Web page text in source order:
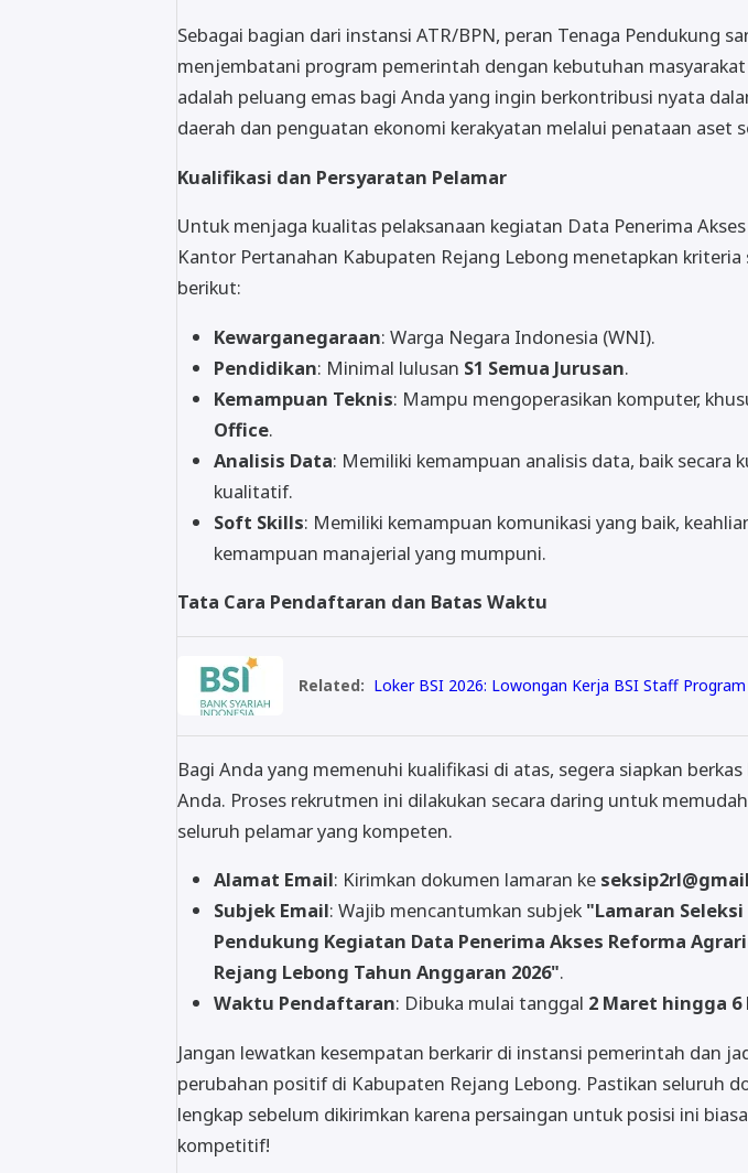
Sebagai bagian dari instansi ATR/BPN, peran Tenaga Pendukung
menjembatani program pemerintah dengan kebutuhan
adalah peluang emas bagi Anda yang ingin berkontribusi nyata
daerah dan penguatan ekonomi kerakyatan melalui penataan aset
Kualifikasi dan Persyaratan Pelamar
Untuk menjaga kualitas pelaksanaan kegiatan Data Penerima
Kantor Pertanahan Kabupaten Rejang Lebong menetapkan kriteria
berikut:
Kewarganegaraan: Warga Negara Indonesia (WNI).
Pendidikan: Minimal lulusan S1 Semua Jurusan.
Kemampuan Teknis: Mampu mengoperasikan komputer,
Office.
Analisis Data: Memiliki kemampuan analisis data, baik secara
kualitatif.
Soft Skills: Memiliki kemampuan komunikasi yang baik,
kemampuan manajerial yang mumpuni.
Tata Cara Pendaftaran dan Batas Waktu
Related: Loker BSI 2026: Lowongan Kerja BSI Staff Program
Bagi Anda yang memenuhi kualifikasi di atas, segera siapkan
Anda. Proses rekrutmen ini dilakukan secara daring untuk
seluruh pelamar yang kompeten.
Alamat Email: Kirimkan dokumen lamaran ke
Subjek Email: Wajib mencantumkan subjek "Lamaran
Pendukung Kegiatan Data Penerima Akses Reforma
Rejang Lebong Tahun Anggaran 2026".
Waktu Pendaftaran: Dibuka mulai tanggal 2 Maret hingga 6
Jangan lewatkan kesempatan berkarir di instansi pemerintah dan
perubahan positif di Kabupaten Rejang Lebong. Pastikan seluruh
lengkap sebelum dikirimkan karena persaingan untuk posisi ini
kompetitif!